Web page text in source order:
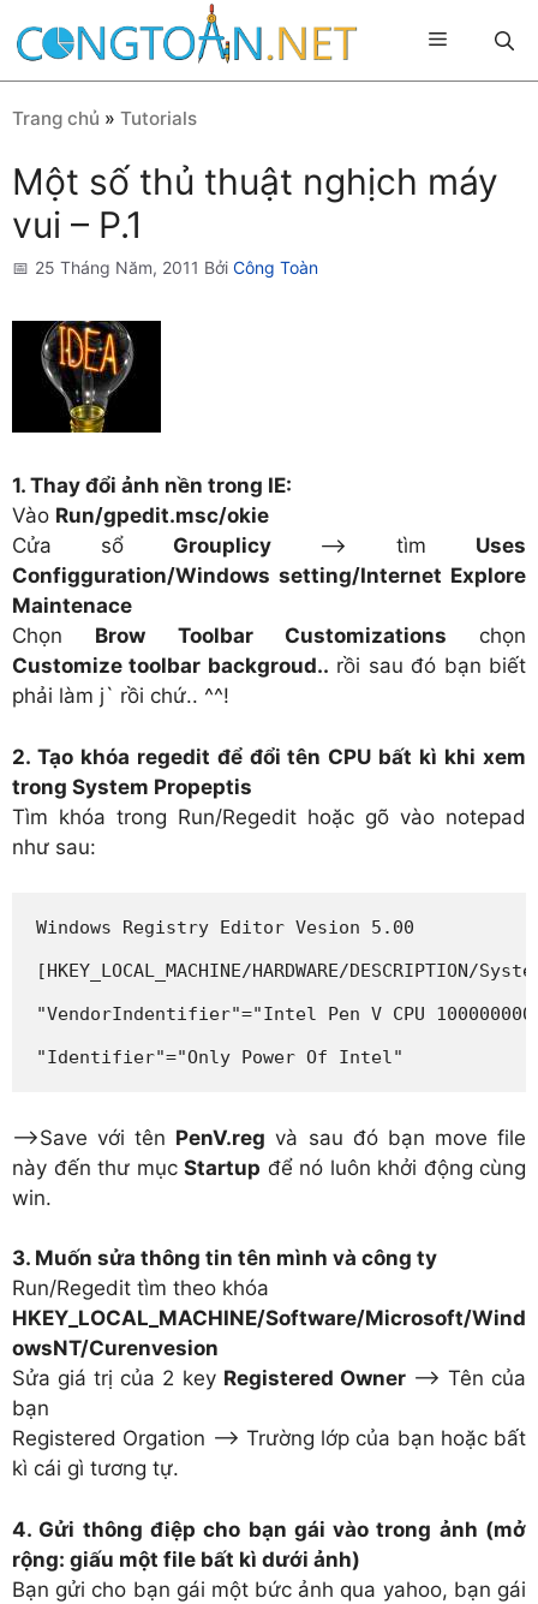
đến
Menu
Trang chủ » Tutorials
Một số thủ thuật nghịch máy
vui – P.1
25 Tháng Năm, 2011 Bởi Công Toàn
1. Thay đổi ảnh nền trong IE:
Vào Run/gpedit.msc/okie
Cửa sổ Grouplicy–> tìm Uses
Configguration/Windows setting/Internet Explore
Maintenace
Chọn Brow Toolbar Customizations chọn
Customize toolbar backgroud.. rồi sau đó bạn biết
phải làm j` rồi chứ.. ^^!
2. Tạo khóa regedit để đổi tên CPU bất kì khi xem
trong System Propeptis
Tìm khóa trong Run/Regedit hoặc gõ vào notepad
như sau:
Windows Registry Editor Vesion 5.00
[HKEY_LOCAL_MACHINE/HARDWARE/DESCRIPTION/
"VendorIndentifier"="Intel Pen V CPU
"Identifier"="Only Power Of Intel"
—>Save với tên PenV.reg và sau đó bạn move file
này đến thư mục Startup để nó luôn khởi động cùng
win.
3. Muốn sửa thông tin tên mình và công ty
Run/Regedit tìm theo khóa
HKEY_LOCAL_MACHINE/Software/Microsoft/Wind
owsNT/Curenvesion
Sửa giá trị của 2 key Registered Owner—-> Tên của
bạn
Registered Orgation –> Trường lớp của bạn hoặc bất
kì cái gì tương tự.
4. Gửi thông điệp cho bạn gái vào trong ảnh (mở
rộng: giấu một file bất kì dưới ảnh)
Bạn gửi cho bạn gái một bức ảnh qua yahoo, bạn gái